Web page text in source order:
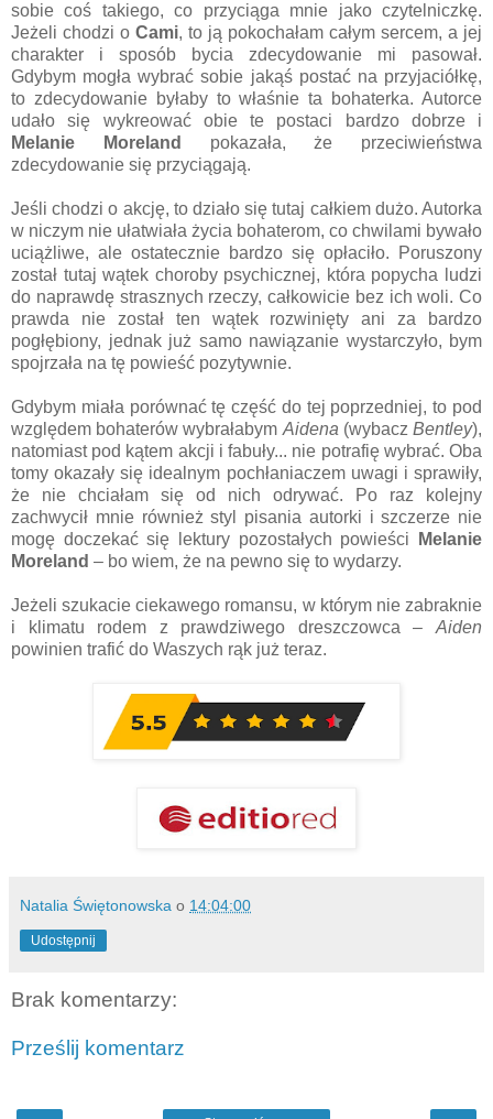
sobie coś takiego, co przyciąga mnie jako czytelniczkę.
Jeżeli chodzi o Cami, to ją pokochałam całym sercem, a jej
charakter i sposób bycia zdecydowanie mi pasował.
Gdybym mogła wybrać sobie jakąś postać na przyjaciółkę,
to zdecydowanie byłaby to właśnie ta bohaterka. Autorce
udało się wykreować obie te postaci bardzo dobrze i
Melanie Moreland
pokazała, że przeciwieństwa
zdecydowanie się przyciągają.
Jeśli chodzi o akcję, to działo się tutaj całkiem dużo. Autorka
w niczym nie ułatwiała życia bohaterom, co chwilami bywało
uciążliwe, ale ostatecznie bardzo się opłaciło. Poruszony
został tutaj wątek choroby psychicznej, która popycha ludzi
do naprawdę strasznych rzeczy, całkowicie bez ich woli. Co
prawda nie został ten wątek rozwinięty ani za bardzo
pogłębiony, jednak już samo nawiązanie wystarczyło, bym
spojrzała na tę powieść pozytywnie.
Gdybym miała porównać tę część do tej poprzedniej, to pod
względem bohaterów wybrałabym Aidena (wybaczBentley),
natomiast pod kątem akcji i fabuły... nie potrafię wybrać. Oba
tomy okazały się idealnym pochłaniaczem uwagi i sprawiły,
że nie chciałam się od nich odrywać. Po raz kolejny
zachwycił mnie również styl pisania autorki i szczerze nie
mogę doczekać się lektury pozostałych powieści
Melanie
Moreland – bo wiem, że na pewno się to wydarzy.
Jeżeli szukacie ciekawego romansu, w którym nie zabraknie
i klimatu rodem z prawdziwego dreszczowca – Aiden
powinien trafić do Waszych rąk już teraz.
Natalia Świętonowska o 14:04:00
Udostępnij
Brak komentarzy:
Prześlij komentarz